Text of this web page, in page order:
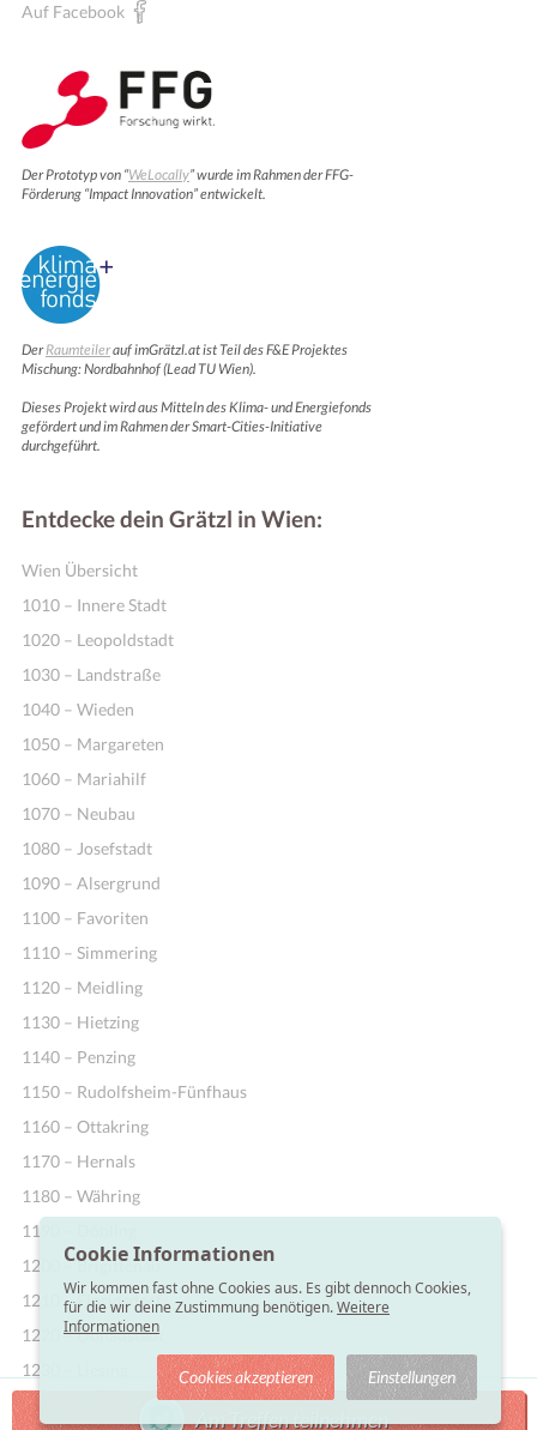
Am Treffen teilnehmen
Auf Facebook
Der Prototyp von “WeLocally” wurde im Rahmen der FFG-
Förderung “Impact Innovation” entwickelt.
DerRaumteilerauf imGrätzl.at ist Teil des F&E Projektes
Mischung: Nordbahnhof (Lead TU Wien).
Dieses Projekt wird aus Mitteln des Klima- und Energiefonds
gefördert und im Rahmen der Smart-Cities-Initiative
durchgeführt.
Entdecke dein Grätzl in Wien:
Wien Übersicht
1010 – Innere Stadt
1020 – Leopoldstadt
1030 – Landstraße
1040 – Wieden
1050 – Margareten
1060 – Mariahilf
1070 – Neubau
1080 – Josefstadt
1090 – Alsergrund
1100 – Favoriten
1110 – Simmering
1120 – Meidling
1130 – Hietzing
1140 – Penzing
1150 – Rudolfsheim-Fünfhaus
1160 – Ottakring
1170 – Hernals
1180 – Währing
1190 – Döbling
1200 – Brigittenau
1210 – Floridsdorf
1220 – Donaustadt
1230 – Liesing
Cookie Informationen
Wir kommen fast ohne Cookies aus. Es gibt dennoch Cookies,
für die wir deine Zustimmung benötigen.Weitere
Informationen
Cookies akzeptieren Einstellungen